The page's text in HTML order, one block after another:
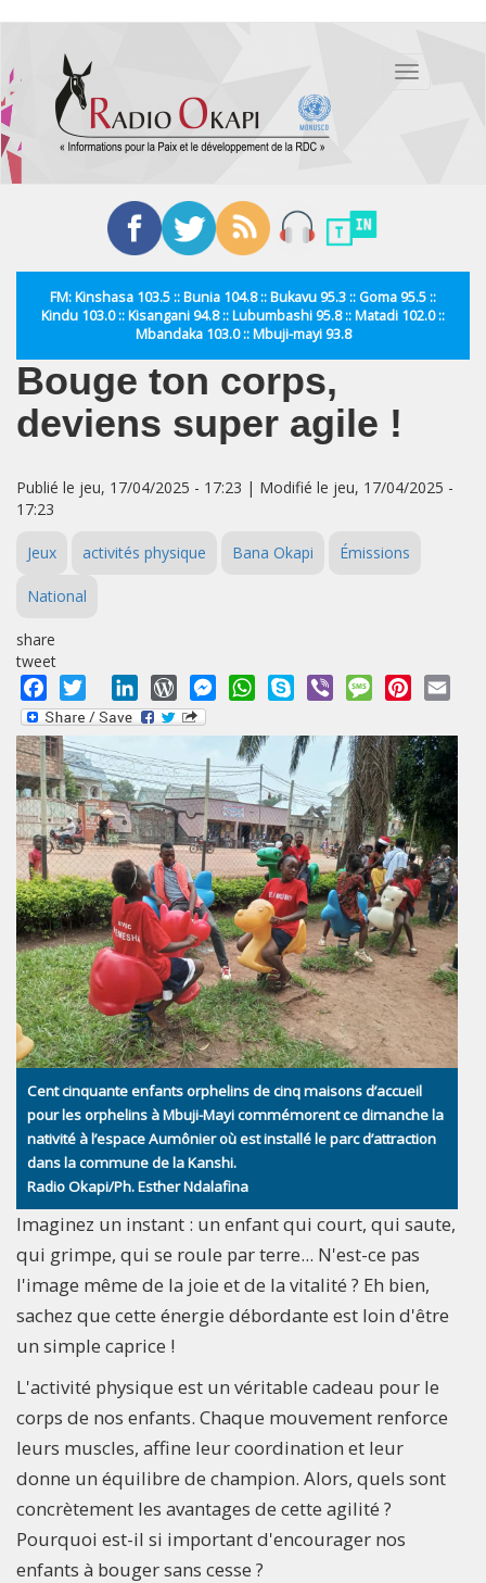
contenu
principal
Toggle
FM: Kinshasa 103.5 :: Bunia 104.8 :: Bukavu 95.3 :: Goma 95.5 ::
Kindu 103.0 :: Kisangani 94.8 :: Lubumbashi 95.8 :: Matadi 102.0 ::
Mbandaka 103.0 :: Mbuji-mayi 93.8
Bouge ton corps,
deviens super agile !
Publié le jeu, 17/04/2025 - 17:23 | Modifié le jeu, 17/04/2025 -
17:23
Jeux activités physique Bana Okapi Émissions
National
share
tweet
Facebook
Twitter LinkedInWordPressMessengerWhatsApp
Skype Viber MessagePinterest
Cent cinquante enfants orphelins de cinq maisons d’accueil
pour les orphelins à Mbuji-Mayi commémorent ce dimanche la
nativité à l’espace Aumônier où est installé le parc d’attraction
dans la commune de la Kanshi.
Radio Okapi/Ph. Esther Ndalafina
Imaginez un instant : un enfant qui court, qui saute,
qui grimpe, qui se roule par terre... N'est-ce pas
l'image même de la joie et de la vitalité ? Eh bien,
sachez que cette énergie débordante est loin d'être
un simple caprice !
L'activité physique est un véritable cadeau pour le
corps de nos enfants. Chaque mouvement renforce
leurs muscles, affine leur coordination et leur
donne un équilibre de champion. Alors, quels sont
concrètement les avantages de cette agilité ?
Pourquoi est-il si important d'encourager nos
enfants à bouger sans cesse ?